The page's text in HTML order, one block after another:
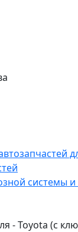
системы и
- Toyota (с